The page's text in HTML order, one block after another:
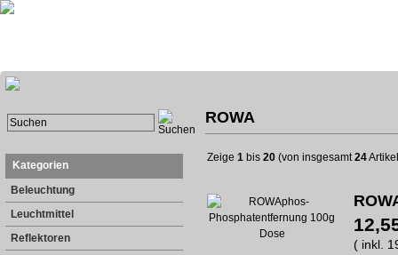
Kategorien
Beleuchtung
Leuchtmittel
Reflektoren
ROWA
Zeige 1 bis 20 (von insgesamt24
( inkl.